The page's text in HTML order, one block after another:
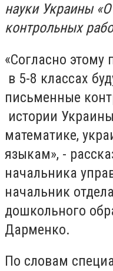
науки Украины
контрольных
«Согласно этому
в 5-8 классах
письменные
истории
математике,
языкам», -
начальника
начальник
дошкольного
Дарменко.
По словам